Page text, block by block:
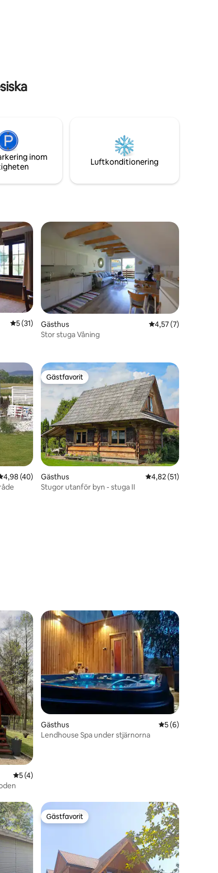
inom
Luftkonditionering
5 av 5 i genomsnittligt betyg, 31 omdömen
5 (31)
Gästhus 4,57 av 5 i
4,57 (7)
Stor stuga Våning
av 5 i genomsnittligt betyg, 40 omdömen
4,98 (40)
Gästfavorit
Gästfavorit
Gästhus 4,82 av 5 i
4,82 (51)
Stugor utanför byn - stuga II
5 av 5 i genomsnittligt betyg, 4 omdömen
5 (4)
Gästhus 5 av 5 i
5 (6)
Lendhouse Spa under stjärnorna
Gästfavorit
Gästfavorit